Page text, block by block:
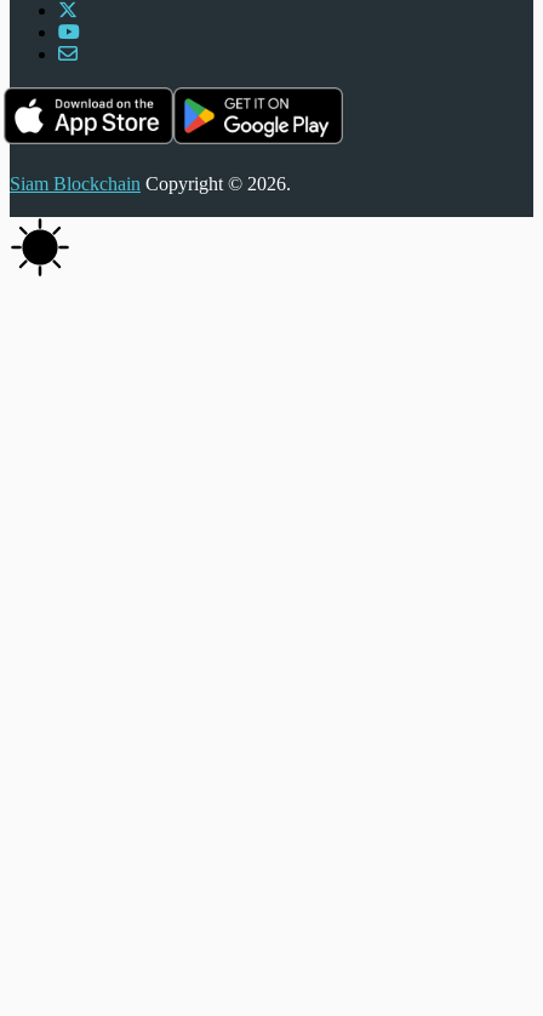
Siam Blockchain Copyright © 2026.